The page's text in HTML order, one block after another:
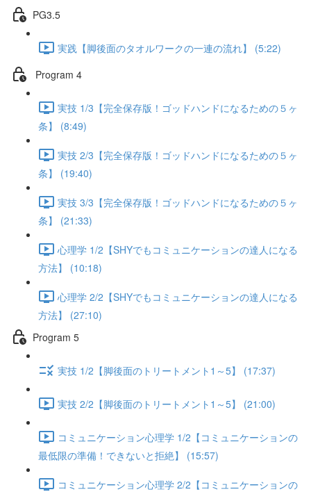
PG3.5
実践【脚後面のタオルワークの一連の流れ】 (5:22)
Program 4
実技 1/3【完全保存版！ゴッドハンドになるための５ヶ
条】 (8:49)
実技 2/3【完全保存版！ゴッドハンドになるための５ヶ
条】 (19:40)
実技 3/3【完全保存版！ゴッドハンドになるための５ヶ
条】 (21:33)
心理学 1/2【SHYでもコミュニケーションの達人になる
方法】 (10:18)
心理学 2/2【SHYでもコミュニケーションの達人になる
方法】 (27:10)
Program 5
実技 1/2【脚後面のトリートメント1～5】 (17:37)
実技 2/2【脚後面のトリートメント1～5】 (21:00)
コミュニケーション心理学 1/2【コミュニケーションの
最低限の準備！できないと拒絶】 (15:57)
コミュニケーション心理学 2/2【コミュニケーションの